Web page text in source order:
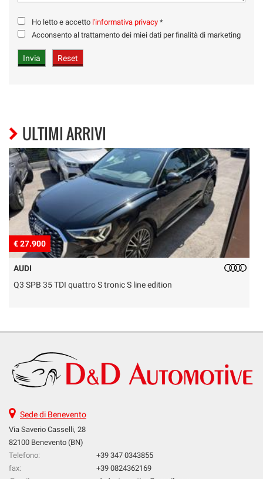
Ho letto e accetto l'informativa privacy *
Acconsento al trattamento dei miei dati per finalità di marketing
ULTIMI ARRIVI
€ 27.900
AUDI
Q3 SPB 35 TDI quattro S tronic S line edition
Sede di Benevento
Via Saverio Casselli, 28
82100 Benevento (BN)
Telefono:
+39 347 0343855
fax:
+39 0824362169